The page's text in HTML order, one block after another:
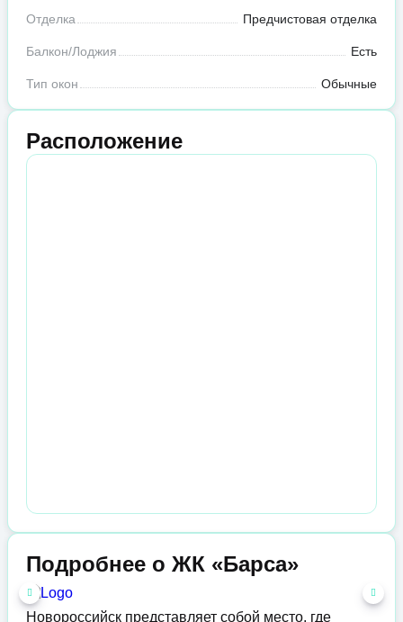
Отделка Предчистовая отделка
Балкон/Лоджия Есть
Тип окон Обычные
Расположение
Подробнее о ЖК «Барса»
Новороссийск представляет собой место, где